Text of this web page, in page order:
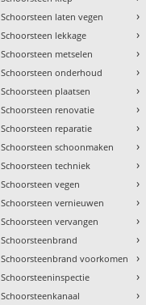
Schoorsteen laten vegen
Schoorsteen lekkage
Schoorsteen metselen
Schoorsteen onderhoud
Schoorsteen plaatsen
Schoorsteen renovatie
Schoorsteen reparatie
Schoorsteen schoonmaken
Schoorsteen techniek
Schoorsteen vegen
Schoorsteen vernieuwen
Schoorsteen vervangen
Schoorsteenbrand
Schoorsteenbrand voorkomen
Schoorsteeninspectie
Schoorsteenkanaal
›
›
›
›
›
›
›
›
›
›
›
›
›
›
›
›